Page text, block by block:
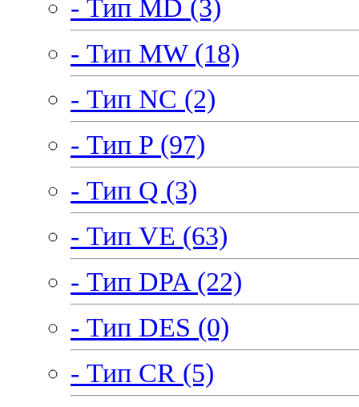
- Тип MD (3)
- Тип MW (18)
- Тип NC (2)
- Тип P (97)
- Тип Q (3)
- Тип VE (63)
- Тип DPA (22)
- Тип DES (0)
- Тип CR (5)